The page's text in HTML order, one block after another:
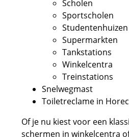
Scholen
Sportscholen
Studentenhuizen
Supermarkten
Tankstations
Winkelcentra
Treinstations
Snelwegmast
Toiletreclame in
Of je nu kiest voor een
schermen in winkelcentra